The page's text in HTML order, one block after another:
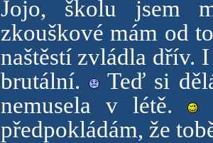
Jojo, školu jsem
zkouškové mám od
naštěstí zvládla dřív.
brutální.
Teď si
nemusela v létě.
předpokládám, že